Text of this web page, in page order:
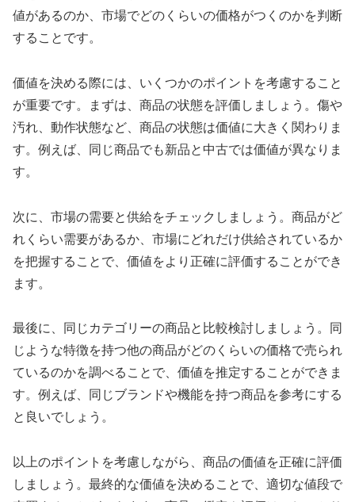
値があるのか、市場でどのくらいの価格がつくのかを判断
することです。
価値を決める際には、いくつかのポイントを考慮すること
が重要です。まずは、商品の状態を評価しましょう。傷や
汚れ、動作状態など、商品の状態は価値に大きく関わりま
す。例えば、同じ商品でも新品と中古では価値が異なりま
す。
次に、市場の需要と供給をチェックしましょう。商品がど
れくらい需要があるか、市場にどれだけ供給されているか
を把握することで、価値をより正確に評価することができ
ます。
最後に、同じカテゴリーの商品と比較検討しましょう。同
じような特徴を持つ他の商品がどのくらいの価格で売られ
ているのかを調べることで、価値を推定することができま
す。例えば、同じブランドや機能を持つ商品を参考にする
と良いでしょう。
以上のポイントを考慮しながら、商品の価値を正確に評価
しましょう。最終的な価値を決めることで、適切な値段で